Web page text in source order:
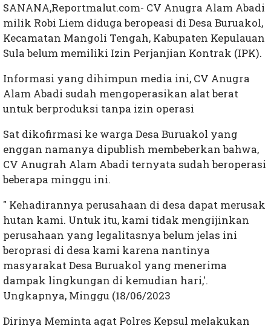
SANANA,Reportmalut.com- CV Anugra Alam Abadi
milik Robi Liem diduga beropeasi di Desa Buruakol,
Kecamatan Mangoli Tengah, Kabupaten Kepulauan
Sula belum memiliki Izin Perjanjian Kontrak (IPK).
Informasi yang dihimpun media ini, CV Anugra
Alam Abadi sudah mengoperasikan alat berat
untuk berproduksi tanpa izin operasi
Sat dikofirmasi ke warga Desa Buruakol yang
enggan namanya dipublish membeberkan bahwa,
CV Anugrah Alam Abadi ternyata sudah beroperasi
beberapa minggu ini.
" Kehadirannya perusahaan di desa dapat merusak
hutan kami. Untuk itu, kami tidak mengijinkan
perusahaan yang legalitasnya belum jelas ini
beroprasi di desa kami karena nantinya
masyarakat Desa Buruakol yang menerima
dampak lingkungan di kemudian hari,'.
Ungkapnya, Minggu (18/06/2023
Dirinya Meminta agat Polres Kepsul melakukan